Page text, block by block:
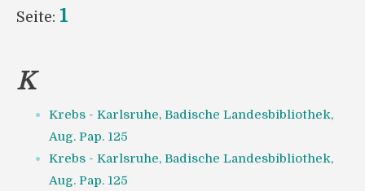
Seite: 1
K
Krebs - Karlsruhe, Badische Landesbibliothek,
Aug. Pap. 125
Krebs - Karlsruhe, Badische Landesbibliothek,
Aug. Pap. 125